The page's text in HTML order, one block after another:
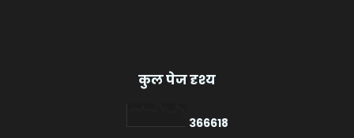
कुल पेज दृश्य
366618